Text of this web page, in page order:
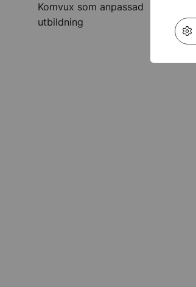
Komvux som anpassad
utbildning